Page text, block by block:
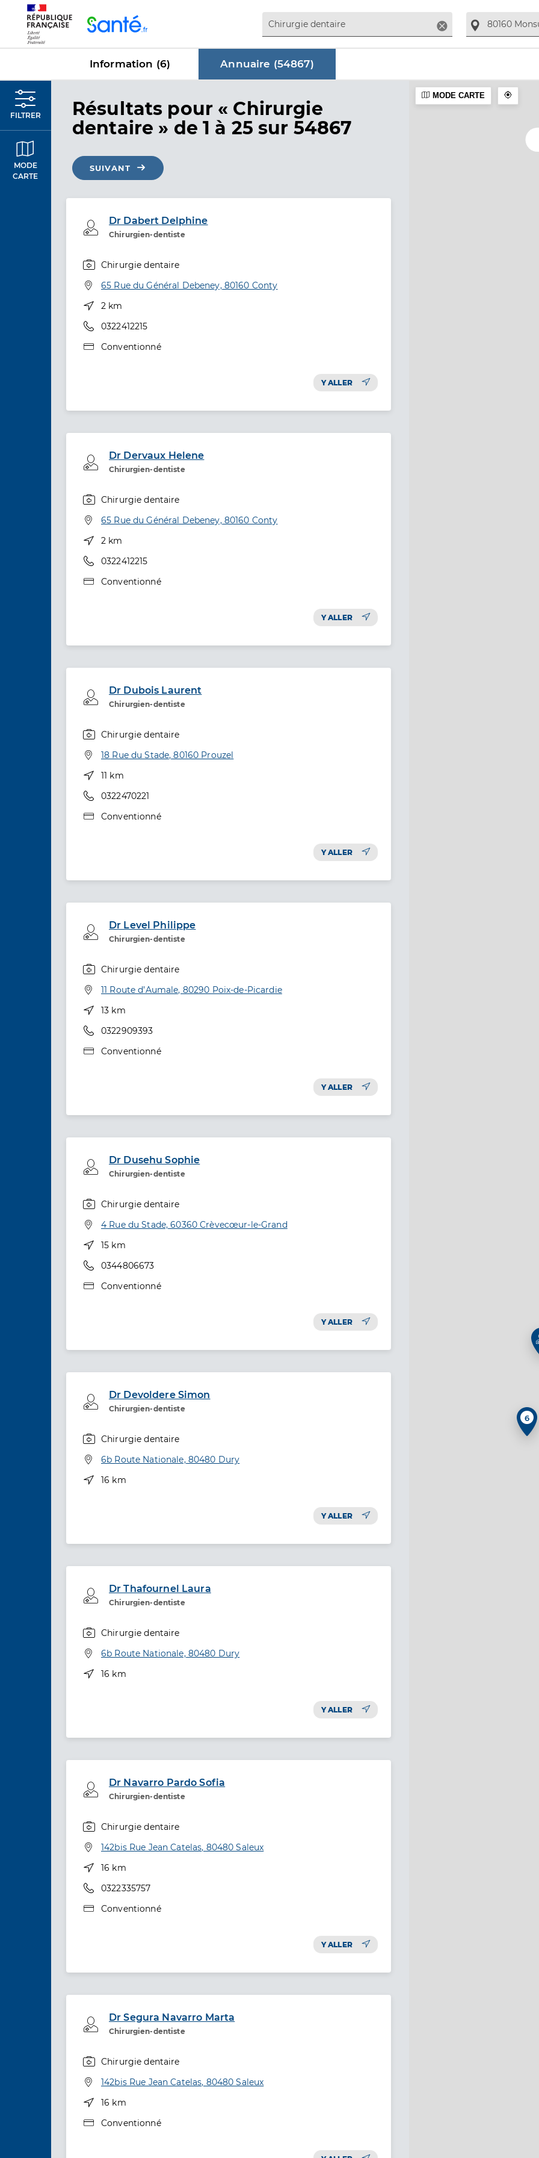
Supprimer
Information (6) Annuaire (54867)
FILTRER
MODE
CARTE
Résultats dans Annuaire
pour « Chirurgie
dentaire » de 1 à 25 sur 54867
SUIVANT
Dr Dabert Delphine
Chirurgien-dentiste
Professionel de santé
Chirurgie dentaire
Adresse
65 Rue du Général Debeney, 80160 Conty
Distance
2 km
Téléphone
0322412215
Type de convention
Conventionné
Y ALLER
Dr Dervaux Helene
Chirurgien-dentiste
Professionel de santé
Chirurgie dentaire
Adresse
65 Rue du Général Debeney, 80160 Conty
Distance
2 km
Téléphone
0322412215
Type de convention
Conventionné
Y ALLER
Dr Dubois Laurent
Chirurgien-dentiste
Professionel de santé
Chirurgie dentaire
Adresse
18 Rue du Stade, 80160 Prouzel
Distance
11 km
Téléphone
0322470221
Type de convention
Conventionné
Y ALLER
Dr Level Philippe
Chirurgien-dentiste
Professionel de santé
Chirurgie dentaire
Adresse
11 Route d’Aumale, 80290 Poix-de-Picardie
Distance
13 km
Téléphone
0322909393
Type de convention
Conventionné
Y ALLER
Dr Dusehu Sophie
Chirurgien-dentiste
Professionel de santé
Chirurgie dentaire
Adresse
4 Rue du Stade, 60360 Crèvecœur-le-Grand
Distance
15 km
Téléphone
0344806673
Type de convention
Conventionné
Y ALLER
Dr Devoldere Simon
Chirurgien-dentiste
Professionel de santé
Chirurgie dentaire
Adresse
6b Route Nationale, 80480 Dury
Distance
16 km
Y ALLER
Dr Thafournel Laura
Chirurgien-dentiste
Professionel de santé
Chirurgie dentaire
Adresse
6b Route Nationale, 80480 Dury
Distance
16 km
Y ALLER
Dr Navarro Pardo Sofia
Chirurgien-dentiste
Professionel de santé
Chirurgie dentaire
Adresse
142bis Rue Jean Catelas, 80480 Saleux
Distance
16 km
Téléphone
0322335757
Type de convention
Conventionné
Y ALLER
Dr Segura Navarro Marta
Chirurgien-dentiste
Professionel de santé
Chirurgie dentaire
Adresse
142bis Rue Jean Catelas, 80480 Saleux
Distance
16 km
Type de convention
Conventionné
6
MODE CARTE
Panneau de gestion des cookies